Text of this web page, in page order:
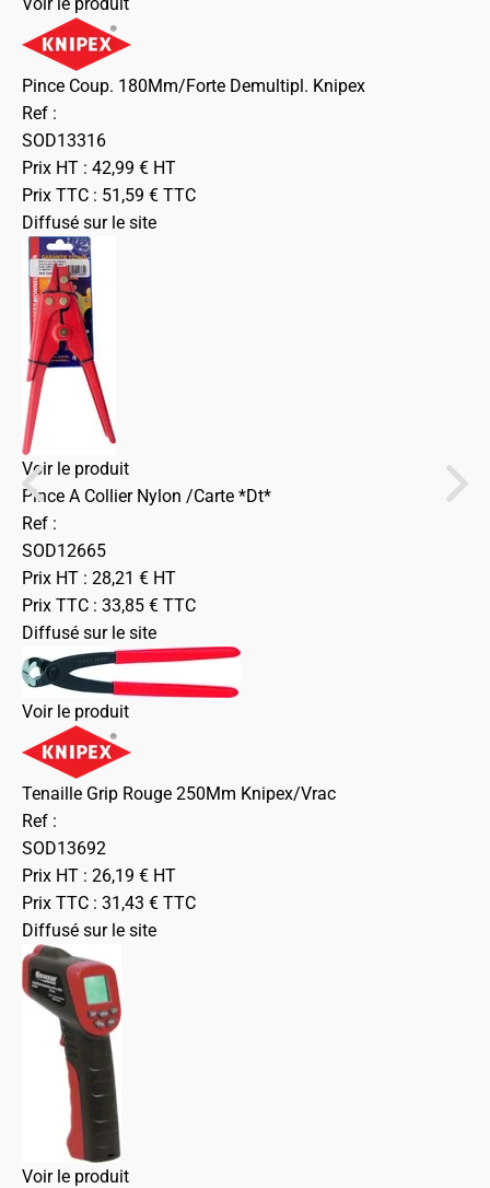
Pince Coup. 180Mm/Forte Demultipl. Knipex
Ref :
SOD13316
Prix HT : 42,99 € HT
Prix TTC : 51,59 € TTC
Diffusé sur le site
Voir le produit
Pince A Collier Nylon /Carte *Dt*
Ref :
SOD12665
Prix HT : 28,21 € HT
Prix TTC : 33,85 € TTC
Diffusé sur le site
Voir le produit
Tenaille Grip Rouge 250Mm Knipex/Vrac
Ref :
SOD13692
Prix HT : 26,19 € HT
Prix TTC : 31,43 € TTC
Diffusé sur le site
Voir le produit